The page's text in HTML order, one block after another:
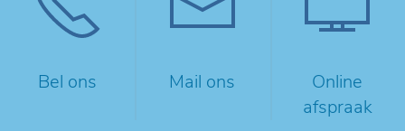
Bel ons Mail ons
Online
afspraak